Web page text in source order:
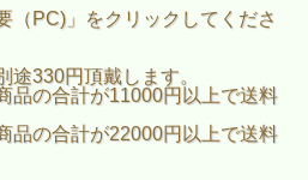
（PC)」をクリックしてくださ
330円頂戴します。
品の合計が11000円以上で送料
品の合計が22000円以上で送料